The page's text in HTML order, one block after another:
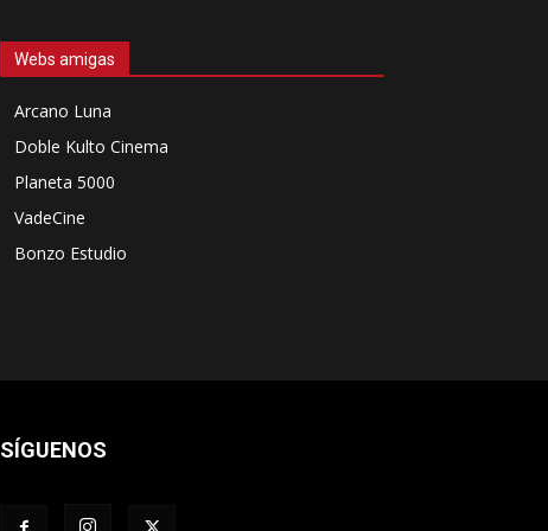
Webs amigas
Arcano Luna
Doble Kulto Cinema
Planeta 5000
VadeCine
Bonzo Estudio
SÍGUENOS